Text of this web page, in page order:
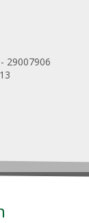
- 29007906